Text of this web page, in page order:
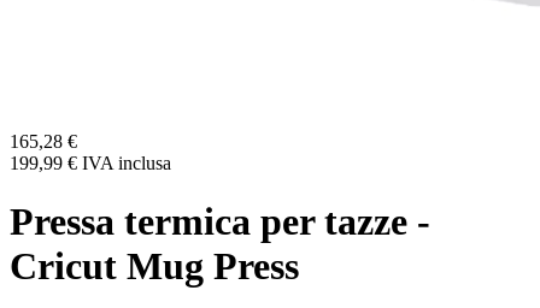
165,28 €
199,99 € IVA inclusa
Pressa termica per tazze -
Cricut Mug Press